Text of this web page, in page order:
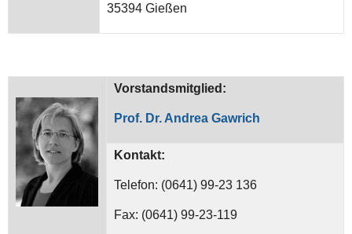
35394 Gießen
Vorstandsmitglied:
Prof. Dr. Andrea Gawrich
Kontakt:
Telefon: (0641) 99-23 136
Fax: (0641) 99-23-119